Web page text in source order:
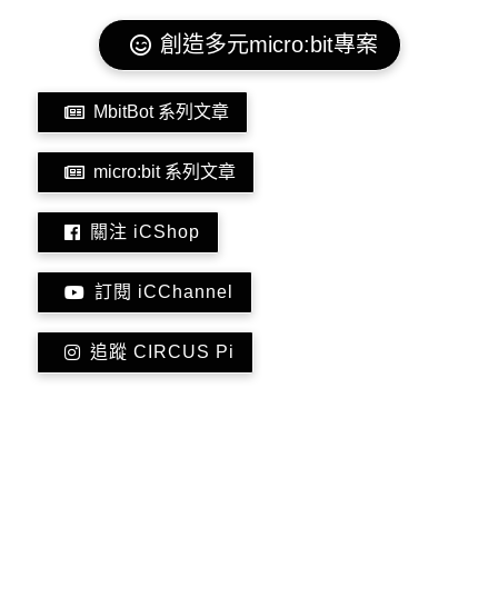
創造多元micro:bit專案
MbitBot 系列文章
micro:bit 系列文章
關注 iCShop
訂閱 iCChannel
追蹤 CIRCUS Pi